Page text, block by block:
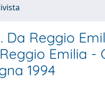
Reggio
Emilia -
1994